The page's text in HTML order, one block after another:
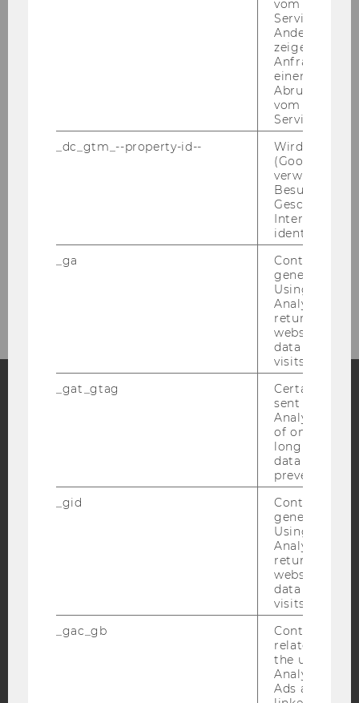
Daten wäh­rend eines Be­suchs der WU Web­
site bzw. beim Ab­ru­fen der unter der Do­main
„wu.ac.at“ be­reit­ge­stell­ten In­hal­te sowie zu
Ihren Rech­ten als be­trof­fe­ne Per­son fin­den Sie
Terminkalender
Blog
Bluesky
BARRIEREFREIHEITSERKLÄRUNG WEBSEITE
DATENSCHUTZERKLÄRUNG
DATENSCHUTZERKLÄRUNG SOCIAL MEDIA
STUDIENBEWERBER*INNEN UND STUDIERENDE
vom AMP-
Service
Andere
zeigen Opt-
Anfrage im
einen Fehler
Abrufen
vom AMP
Service an.
_dc_gtm_--property-id--
Wird von
(Google Tag
verwendet,
Besucher
Geschlecht
Interessen zu
identifizieren.
_ga
Contains a
generated
Using this
Analytics can
returning
website and
data from
visits.
_gat_gtag
Certain data
sent to
Analytics a
of once per
long as it is
data
prevented.
_gid
Contains a
generated
Using this
Analytics can
returning
website and
data from
visits.
_gac_gb
Contains
related
the user. If
Analytics and
Ads accounts